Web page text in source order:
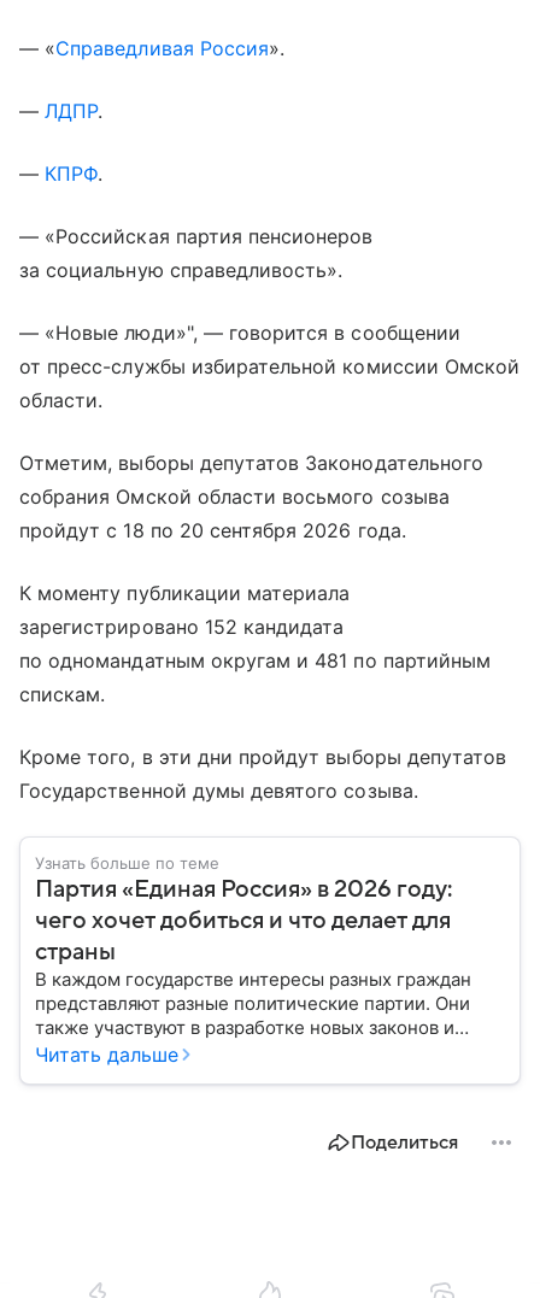
— «Справедливая Россия».
—ЛДПР.
— КПРФ.
— «Российская партия пенсионеров
за социальную справедливость».
— «Новые люди»", — говорится в сообщении
от пресс-службы избирательной комиссии Омской
области.
Отметим, выборы депутатов Законодательного
собрания Омской области восьмого созыва
пройдут с 18 по 20 сентября 2026 года.
К моменту публикации материала
зарегистрировано 152 кандидата
по одномандатным округам и 481 по партийным
спискам.
Кроме того, в эти дни пройдут выборы депутатов
Государственной думы девятого созыва.
Узнать больше по теме
Партия «Единая Россия» в 2026 году:
чего хочет добиться и что делает для
страны
В каждом государстве интересы разных граждан
представляют разные политические партии. Они
также участвуют в разработке новых законов и
помогают управлять страной. Некоторые из них
Вспоминаем, как партия «Единая Россия» стала
Читать дальше
Поделиться